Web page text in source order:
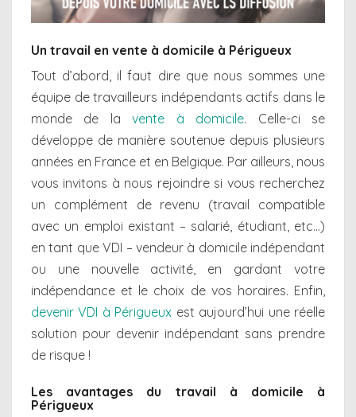
Un travail en vente à domicile à Périgueux
Tout d’abord, il faut dire que nous sommes une
équipe de travailleurs indépendants actifs dans le
monde de lavente à domicile. Celle-ci se
développe de manière soutenue depuis plusieurs
années en France et en Belgique. Par ailleurs, nous
vous invitons à nous rejoindre si vous recherchez
un complément de revenu (travail compatible
avec un emploi existant – salarié, étudiant, etc…)
en tant que VDI – vendeur à domicile indépendant
ou une nouvelle activité, en gardant votre
indépendance et le choix de vos horaires. Enfin,
devenir VDI à Périgueux est aujourd’hui une réelle
solution pour devenir indépendant sans prendre
de risque !
Les avantages du travail à domicile à
Périgueux